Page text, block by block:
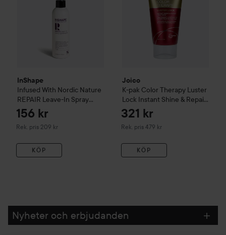
InShape
Infused With Nordic Nature
REPAIR Leave-In Spray
Conditioner
156 kr
Rek. pris 209 kr
Rekommenderat pris 209 kr
KÖP
Joico
K-pak Color Therapy Luster
Lock Instant Shine & Repair
Treatment
321 kr
Rek. pris 479 kr
Rekommenderat pris 479 kr
KÖP
Nyheter och erbjudanden